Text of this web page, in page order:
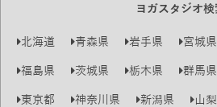
ヨガスタジオ検
北海道 青森県 岩手県 宮城県
福島県
茨城県 栃木県 群馬県
東京都
神奈川県 新潟県 山